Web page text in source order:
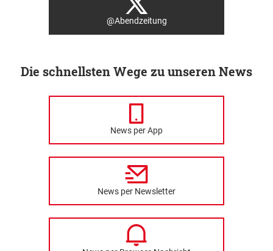
@Abendzeitung
Die schnellsten Wege zu unseren News
News per App
News per Newsletter